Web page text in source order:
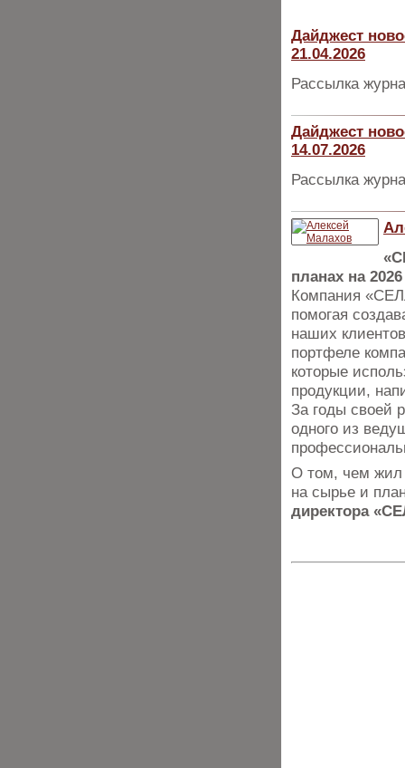
Дайджест
21.04.2026
Рассылка
Дайджест
14.07.2026
Рассылка
планах на
Компания
помогая
наших
портфеле
которые
продукции,
За годы своей
одного из
О том, чем жил
на сырье и
директора